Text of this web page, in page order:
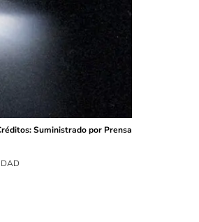
Suministrado por Prensa